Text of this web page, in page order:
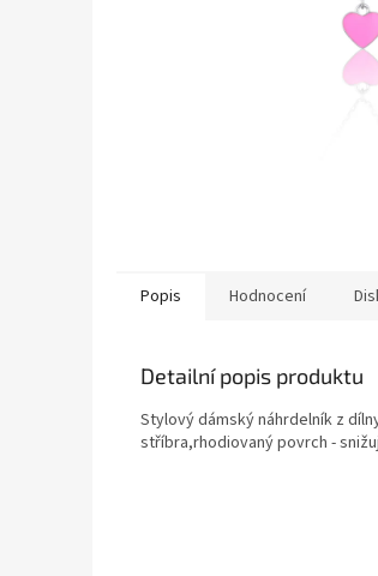
Popis Hodnocení
Detailní popis produktu
Stylový dámský náhrdelník z
stříbra,rhodiovaný povrch -